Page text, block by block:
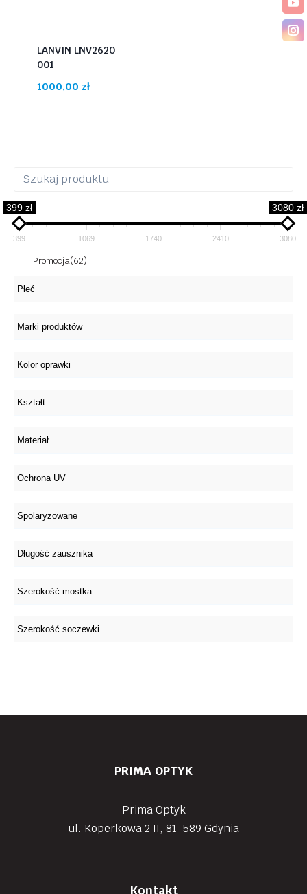
LANVIN LNV2620
001
1000,00 zł
399 zł 3080 zł
399 1069 1740 2410 3080
Promocja(62)
PRIMA OPTYK
Prima Optyk
ul. Koperkowa 2 II, 81-589 Gdynia
Kontakt